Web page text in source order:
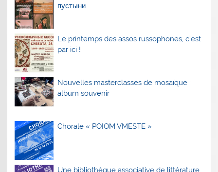
пустыни
Le printemps des assos russophones, c’est
par ici !
Nouvelles masterclasses de mosaïque :
album souvenir
Chorale « POIOM VMESTE »
Une bibliothèque associative de littérature